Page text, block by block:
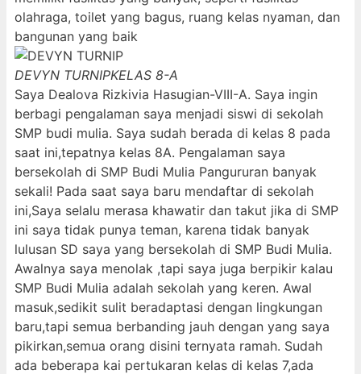
olahraga, toilet yang bagus, ruang kelas nyaman, dan
bangunan yang baik
DEVYN TURNIPKELAS 8-A
Saya Dealova Rizkivia Hasugian-VIII-A. Saya ingin
berbagi pengalaman saya menjadi siswi di sekolah
SMP budi mulia. Saya sudah berada di kelas 8 pada
saat ini,tepatnya kelas 8A. Pengalaman saya
bersekolah di SMP Budi Mulia Pangururan banyak
sekali! Pada saat saya baru mendaftar di sekolah
ini,Saya selalu merasa khawatir dan takut jika di SMP
ini saya tidak punya teman, karena tidak banyak
lulusan SD saya yang bersekolah di SMP Budi Mulia.
Awalnya saya menolak ,tapi saya juga berpikir kalau
SMP Budi Mulia adalah sekolah yang keren. Awal
masuk,sedikit sulit beradaptasi dengan lingkungan
baru,tapi semua berbanding jauh dengan yang saya
pikirkan,semua orang disini ternyata ramah. Sudah
ada beberapa kai pertukaran kelas di kelas 7,ada